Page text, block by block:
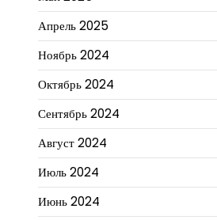
Апрель 2025
Ноябрь 2024
Октябрь 2024
Сентябрь 2024
Август 2024
Июль 2024
Июнь 2024